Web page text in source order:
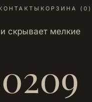
КОРЗИНА ( 0 )
скрывает мелкие